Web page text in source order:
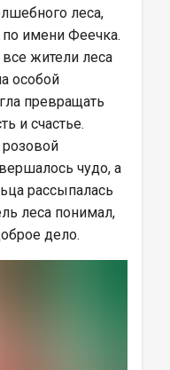
леса,
имени Феечка.
жители леса
особой
превращать
и счастье.
чудо, а
рассыпалась
леса понимал,
дело.